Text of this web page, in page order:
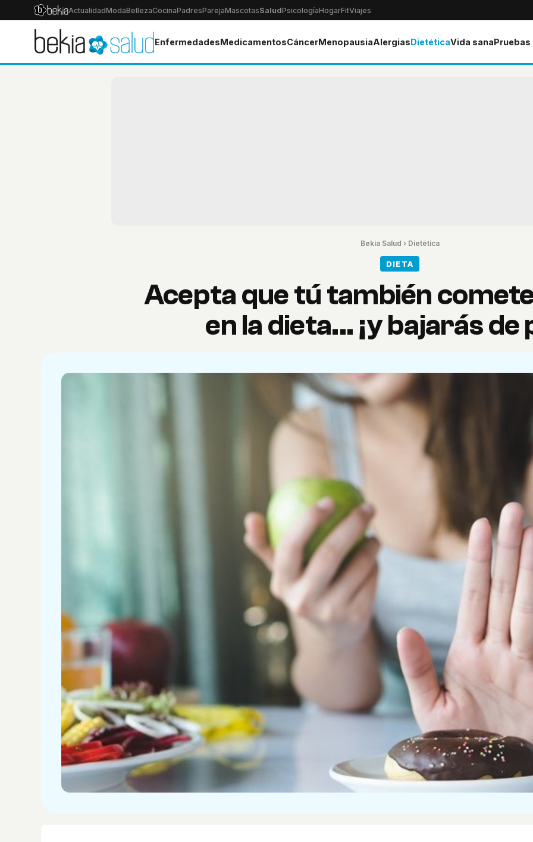
ActualidadModaBellezaCocinaPadresParejaMascotasSaludPsicologíaHogarFitViajes
EnfermedadesMedicamentosCáncerMenopausiaAlergiasDietéticaVida sana
Bekia Salud › Dietética
DIETA
Acepta que tú también
en la dieta... ¡y bajarás de